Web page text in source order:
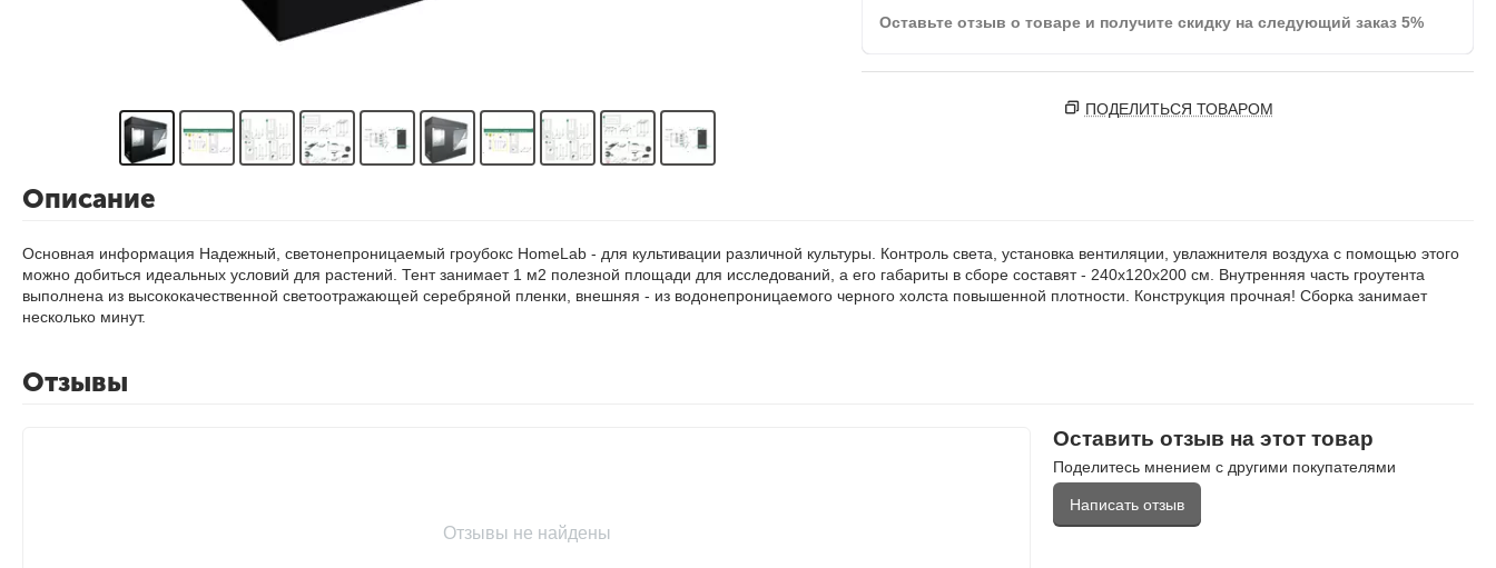
Оставьте отзыв о товаре и получите скидку на следующий заказ 5%
ПОДЕЛИТЬСЯ ТОВАРОМ
Описание
Основная информация Надежный, светонепроницаемый гроубокс HomeLab - для культивации различной культуры. Контроль света, установка вентиляции, увлажнителя воздуха с помощью этого
можно добиться идеальных условий для растений. Тент занимает 1 м2 полезной площади для исследований, а его габариты в сборе составят - 240x120x200 см. Внутренняя часть гроутента
выполнена из высококачественной светоотражающей серебряной пленки, внешняя - из водонепроницаемого черного холста повышенной плотности. Конструкция прочная! Сборка занимает
несколько минут.
Отзывы
Отзывы не найдены
Оставить отзыв на этот товар
Поделитесь мнением с другими покупателями
Написать отзыв